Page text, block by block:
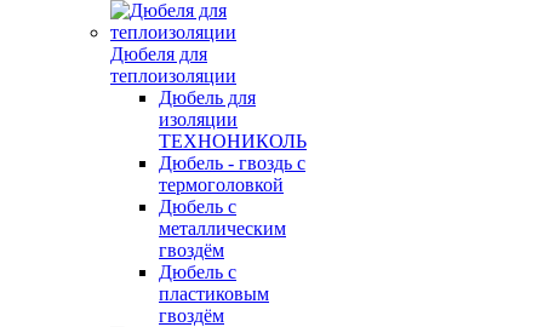
Дюбеля для
теплоизоляции
Дюбель для
изоляции
ТЕХНОНИКОЛЬ
Дюбель - гвоздь с
термоголовкой
Дюбель с
металлическим
гвоздём
Дюбель с
пластиковым
гвоздём